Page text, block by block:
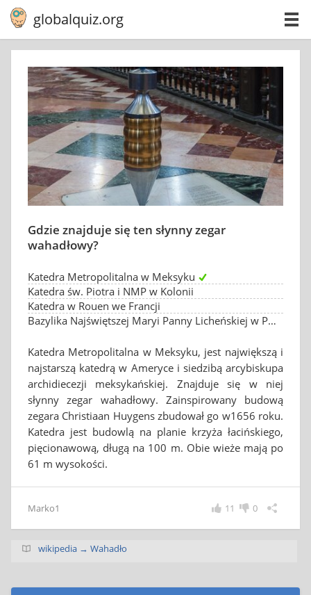
globalquiz.org
Gdzie znajduje się ten słynny zegar
wahadłowy?
Katedra Metropolitalna w Meksyku
Katedra św. Piotra i NMP w Kolonii
Katedra w Rouen we Francji
Bazylika Najświętszej Maryi Panny Licheńskiej w Polsce
Katedra Metropolitalna w Meksyku, jest największą i
najstarszą katedrą w Ameryce i siedzibą arcybiskupa
archidiecezji meksykańskiej. Znajduje się w niej
słynny zegar wahadłowy. Zainspirowany budową
zegara Christiaan Huygens zbudował go w1656 roku.
Katedra jest budowlą na planie krzyża łacińskiego,
pięcionawową, długą na 100 m. Obie wieże mają po
61 m wysokości.
Marko1 0
11
wikipedia → Wahadło